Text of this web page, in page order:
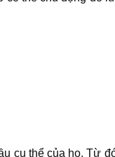
cụ thể của họ. Từ